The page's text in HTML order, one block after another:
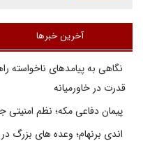
آخرین خبرها
نگاهی به پیامدهای ناخواسته
قدرت در خاورمیانه
پیمان دفاعی مکه؛ نظم امنیتی
اندی برنهام؛ وعده های